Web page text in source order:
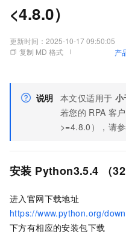
<4.8.0）
更新时间： 2025-10-17 09:50:05
复制 MD 格式
产
说明 本文仅适用于 小
若您的 RPA 客
>=4.8.0），请
安装 Python3.5.4 （32
进入官网下载地址
https://www.python.org/
下方有相应的安装包下载